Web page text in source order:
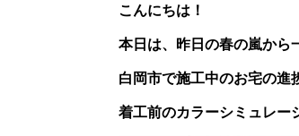
こんにちは！
本日は、昨日の春の嵐から
白岡市で施工中のお宅の進
着工前のカラーシミュレー